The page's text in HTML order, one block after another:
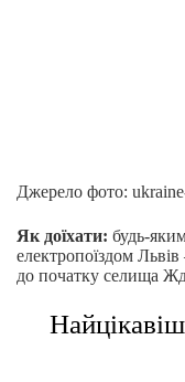
Джерело фото:
Як доїхати: будь-
електропоїздом
до початку селища